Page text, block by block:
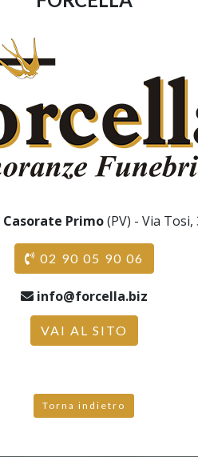
Casorate Primo(PV) - Via Tosi,
02 90 05 90 06
info@forcella.biz
VAI AL SITO
Torna indietro